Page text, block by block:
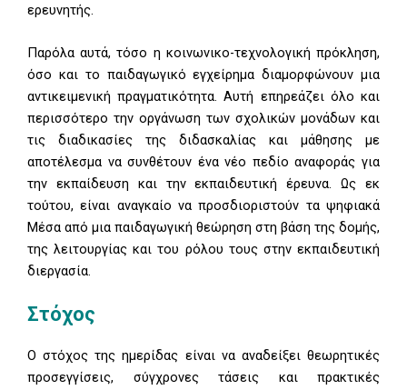
ερευνητής.
Παρόλα αυτά, τόσο η κοινωνικο-τεχνολογική πρόκληση,
όσο και το παιδαγωγικό εγχείρημα διαμορφώνουν μια
αντικειμενική πραγματικότητα. Αυτή επηρεάζει όλο και
περισσότερο την οργάνωση των σχολικών μονάδων και
τις διαδικασίες της διδασκαλίας και μάθησης με
αποτέλεσμα να συνθέτουν ένα νέο πεδίο αναφοράς για
την εκπαίδευση και την εκπαιδευτική έρευνα. Ως εκ
τούτου, είναι αναγκαίο να προσδιοριστούν τα ψηφιακά
Μέσα από μια παιδαγωγική θεώρηση στη βάση της δομής,
της λειτουργίας και του ρόλου τους στην εκπαιδευτική
διεργασία.
Στόχος
Ο στόχος της ημερίδας είναι να αναδείξει θεωρητικές
προσεγγίσεις, σύγχρονες τάσεις και πρακτικές